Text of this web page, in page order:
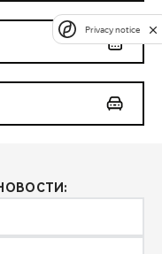
Privacy notice